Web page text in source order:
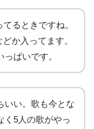
るときですね。
か入ってます。
ぱいです。
いい。歌も今とな
く5人の歌がやっ